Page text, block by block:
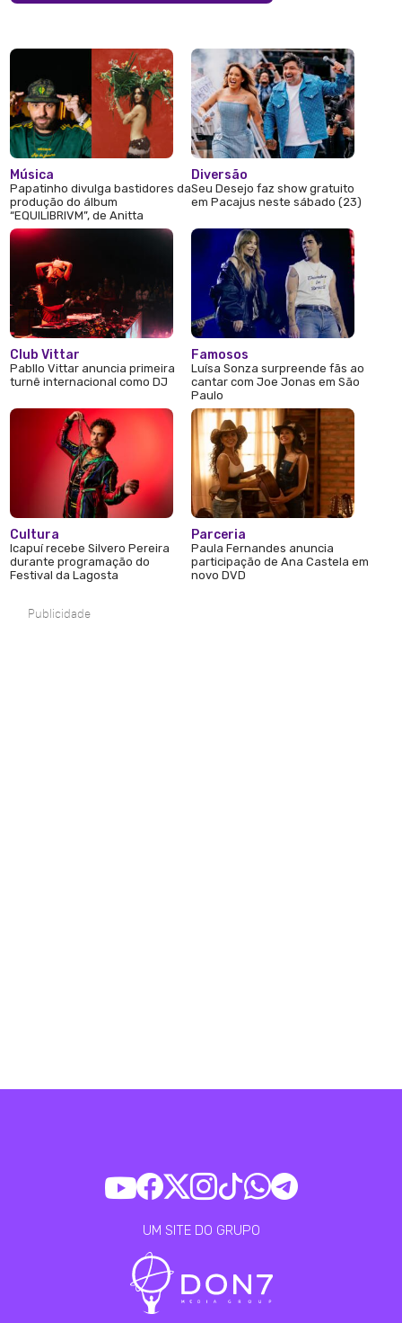
Música
Papatinho divulga bastidores da
produção do álbum
“EQUILIBRIVM”, de Anitta
Club Vittar
Pabllo Vittar anuncia primeira
turnê internacional como DJ
Cultura
Icapuí recebe Silvero Pereira
durante programação do
Festival da Lagosta
Diversão
Seu Desejo faz show gratuito
em Pacajus neste sábado (23)
Famosos
Luísa Sonza surpreende fãs ao
cantar com Joe Jonas em São
Paulo
Parceria
Paula Fernandes anuncia
participação de Ana Castela em
novo DVD
Publicidade
UM SITE DO GRUPO